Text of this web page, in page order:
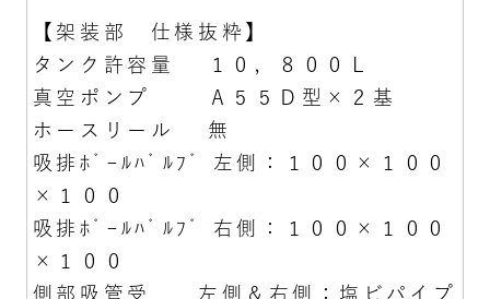
【架装部 仕様抜粋】
タンク許容量 １０，８００Ｌ
真空ポンプ Ａ５５Ｄ型×２基
ホースリール 無
吸排ﾎﾞｰﾙﾊﾞﾙﾌﾞ 左側：１００×１００
×１００
吸排ﾎﾞｰﾙﾊﾞﾙﾌﾞ 右側：１００×１００
×１００
側部吸管受 左側＆右側：塩ビパイプ